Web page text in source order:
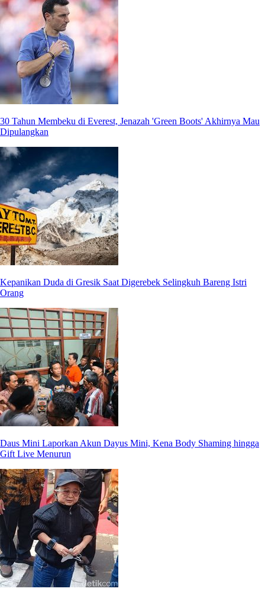
30 Tahun Membeku di Everest, Jenazah 'Green Boots' Akhirnya Mau
Dipulangkan
Kepanikan Duda di Gresik Saat Digerebek Selingkuh Bareng Istri
Orang
Daus Mini Laporkan Akun Dayus Mini, Kena Body Shaming hingga
Gift Live Menurun